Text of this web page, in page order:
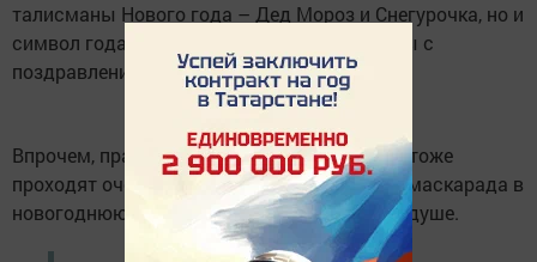
талисманы Нового года – Дед Мороз и Снегурочка, но и
символ года Змея и снежные транспаранты с
поздравлениями.
Впрочем, праздничные мероприятия здесь тоже
проходят очень ярко. Вот и программа бал-маскарада в
новогоднюю ночь пришлась сельчанам по душе.